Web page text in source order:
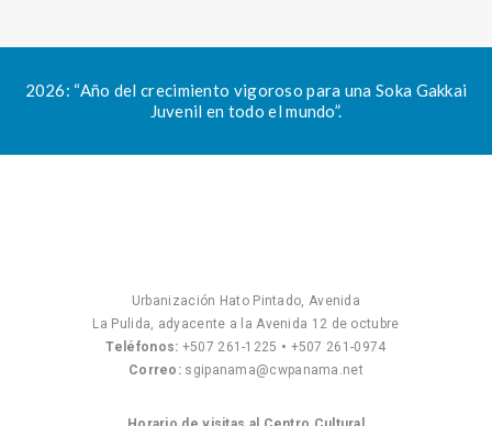
2026: “Año del crecimiento vigoroso para una Soka Gakkai
Juvenil en todo el mundo”.
Urbanización Hato Pintado, Avenida
La Pulida, adyacente a la Avenida 12 de octubre
Teléfonos: +507 261-1225 • +507 261-0974
Correo: sgipanama@cwpanama.net